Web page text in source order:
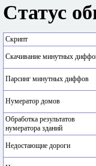
Статус
Скрипт
Скачивание минутных
Парсинг минутных диффов
Нумератор домов
Обработка результатов
нумератора зданий
Недостающие дороги